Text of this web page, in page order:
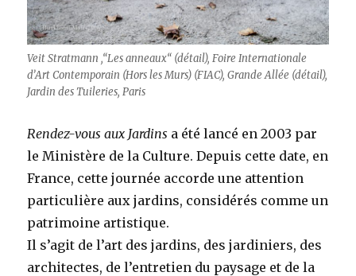
Veit Stratmann ,“Les anneaux“ (détail), Foire Internationale
d’Art Contemporain (Hors les Murs) (FIAC), Grande Allée (détail),
Jardin des Tuileries, Paris
Rendez-vous aux Jardins a été lancé en 2003 par
le Ministère de la Culture. Depuis cette date, en
France, cette journée accorde une attention
particulière aux jardins, considérés comme un
patrimoine artistique.
Il s’agit de l’art des jardins, des jardiniers, des
architectes, de l’entretien du paysage et de la